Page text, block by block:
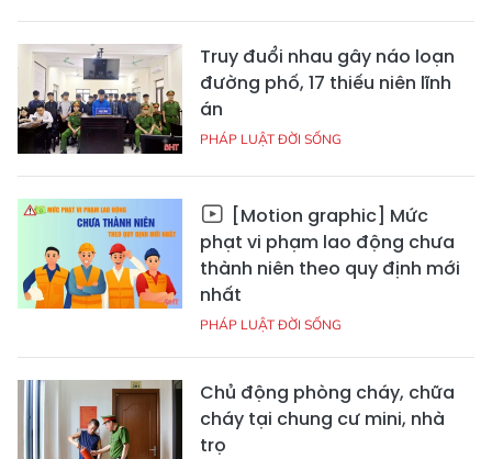
Truy đuổi nhau gây náo loạn
đường phố, 17 thiếu niên lĩnh
án
PHÁP LUẬT ĐỜI SỐNG
[Motion graphic] Mức
phạt vi phạm lao động chưa
thành niên theo quy định mới
nhất
PHÁP LUẬT ĐỜI SỐNG
Chủ động phòng cháy, chữa
cháy tại chung cư mini, nhà
trọ